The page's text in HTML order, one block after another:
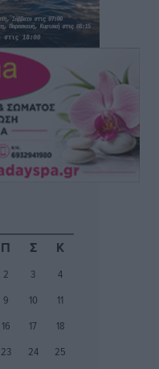
για φοροδιαφυγή
προορισμοί, ταμειακές
προϊσταμένων, τι
Εσωτερικών
στο κάστρο
Π Σ Κ
2 3
4
9 10
11
16 17
18
23 24
25